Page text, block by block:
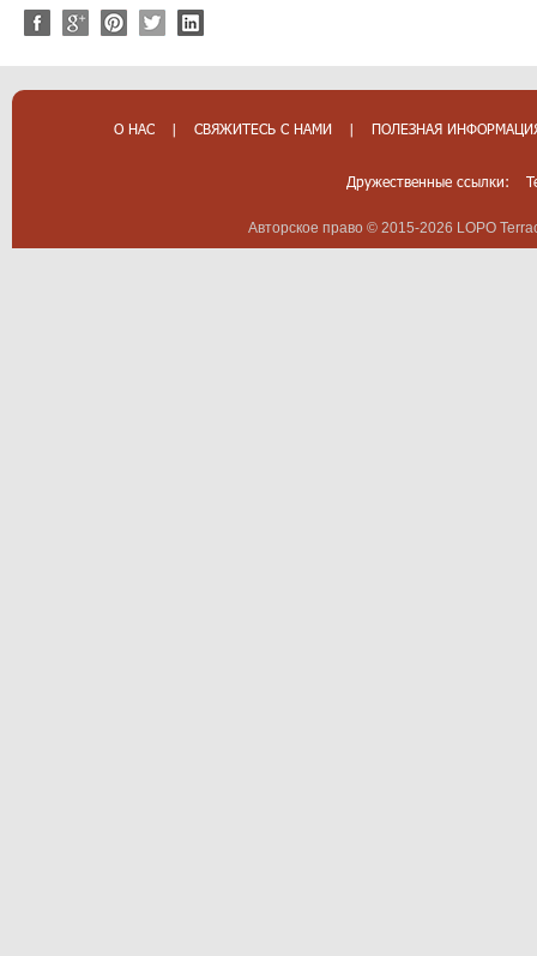
О НАС | СВЯЖИТЕСЬ С НАМИ | ПОЛЕЗНАЯ
Дружественные ссылки:
Авторское право © 2015-2026 LOPO